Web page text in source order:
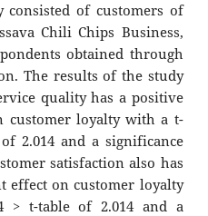
of customers of
Chili Chips Business,
obtained through
The results of the study
quality has a positive
customer loyalty with a t-
2.014 and a significance
satisfaction also has
effect on customer loyalty
> t-table of 2.014 and a